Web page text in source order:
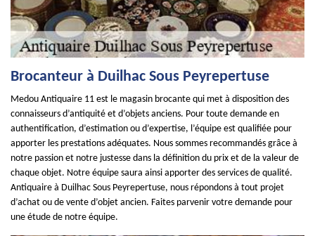
Brocanteur à Duilhac Sous Peyrepertuse
Medou Antiquaire 11 est le magasin brocante qui met à disposition des
connaisseurs d’antiquité et d’objets anciens. Pour toute demande en
authentification, d’estimation ou d’expertise, l’équipe est qualifiée pour
apporter les prestations adéquates. Nous sommes recommandés grâce à
notre passion et notre justesse dans la définition du prix et de la valeur de
chaque objet. Notre équipe saura ainsi apporter des services de qualité.
Antiquaire à Duilhac Sous Peyrepertuse, nous répondons à tout projet
d’achat ou de vente d’objet ancien. Faites parvenir votre demande pour
une étude de notre équipe.